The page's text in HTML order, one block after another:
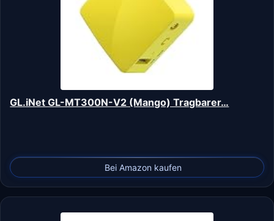
GL.iNet GL-MT300N-V2 (Mango) Tragbarer…
Bei Amazon kaufen